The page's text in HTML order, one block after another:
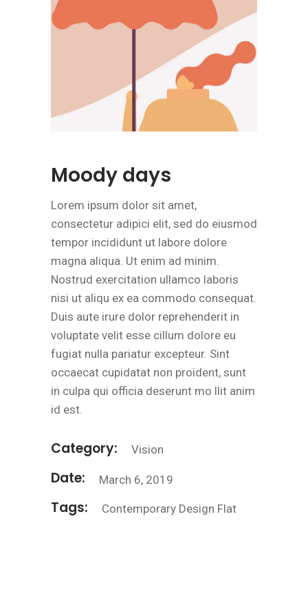
Moody days
Lorem ipsum dolor sit amet,
consectetur adipici elit, sed do eiusmod
tempor incididunt ut labore dolore
magna aliqua. Ut enim ad minim.
Nostrud exercitation ullamco laboris
nisi ut aliqu ex ea commodo consequat.
Duis aute irure dolor reprehenderit in
voluptate velit esse cillum dolore eu
fugiat nulla pariatur excepteur. Sint
occaecat cupidatat non proident, sunt
in culpa qui officia deserunt mo llit anim
id est.
Category: Vision
Date: March 6, 2019
Tags: Contemporary Design Flat